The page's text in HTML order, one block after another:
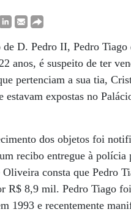
de D. Pedro II, Pedro Tiago
anos, é suspeito de ter
pertenciam a sua tia,
estavam expostas no
dos objetos foi
recibo entregue à polícia
consta que Pedro
R$ 8,9 mil. Pedro Tiago
1993 e recentemente